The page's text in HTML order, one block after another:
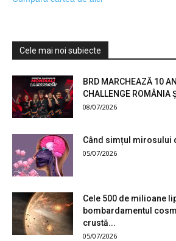
Cele mai noi subiecte
BRD MARCHEAZĂ 10
CHALLENGE ROMÂNIA
08/07/2026
Când simțul mirosului
05/07/2026
Cele 500 de milioane
bombardamentul
crustă...
05/07/2026